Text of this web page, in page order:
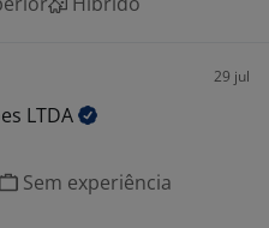
29 jul
LTDA
Sem experiência